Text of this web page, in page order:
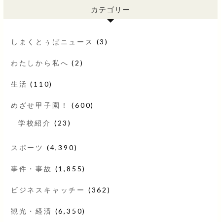
カテゴリー
しまくとぅばニュース (3)
わたしから私へ (2)
生活 (110)
めざせ甲子園！ (600)
学校紹介 (23)
スポーツ (4,390)
事件・事故 (1,855)
ビジネスキャッチー (362)
観光・経済 (6,350)